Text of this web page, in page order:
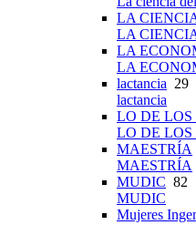
LA
LA
LA
LA
lactancia 29
lactancia
LO DE
LO DE
MAESTRÍA
MAESTRÍA
MUDIC 82
MUDIC
Mujeres